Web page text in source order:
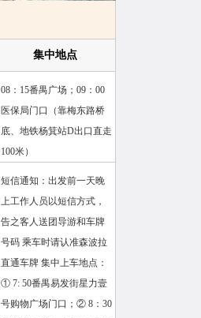
集中地点
08：15番禺广场；09：00
医保局门口（靠梅东路桥
底、地铁杨箕站D出口直走
100米）
短信通知：出发前一天晚
上工作人员以短信方式，
告之客人送团导游和车牌
号码 乘车时请认准森波拉
直通车牌 集中上车地点：
① 7: 50番禺易发街星力壹
号购物广场门口；② 8：30